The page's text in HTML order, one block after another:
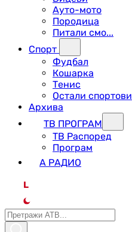
Ауто-мото
Породица
Питали смо...
Спорт
Фудбал
Кошарка
Тенис
Остали спортови
Архива
ТВ ПРОГРАМ
ТВ Распоред
Програм
А РАДИО
L